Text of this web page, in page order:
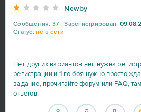
Newby
Сообщения: 37 Зарегистрирован:
Статус: не в сети
Нет, других вариантов нет, нужна
регистрации и 1-го боя нужно просто
задание, прочитайте форум или FAQ,
ответов.
Travian
Vikings: War of Clans
Point Blank